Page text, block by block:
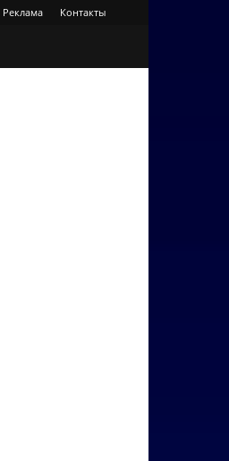
Реклама Контакты